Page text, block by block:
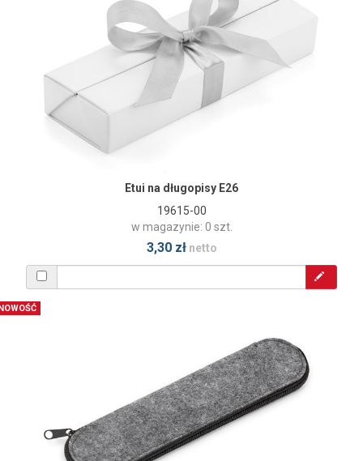
Etui na długopisy E26
19615-00
w magazynie: 0 szt.
3,30 złnetto